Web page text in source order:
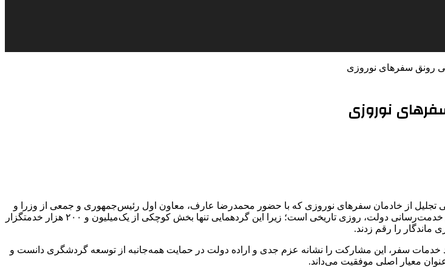
رونق سفرهای نوروزی
نوروزی
تجلیل از خادمان سفرهای نوروزی که با حضور محمدرضا عارف، معاون اول رئیس‌جمهوری و جمعی از وزرا و
مقامات عالی‌رتبه در مرکز تحقیقات وزارت راه و شهرسازی برگزار شد، گفت: امروز در تقویم خدمت‌رسانی دولت، روزی تاریخی است؛ زیرا این گردهمایی تنها بخش کوچکی از یک‌میلیون و ۲۰۰ هزار خدمتگزار
ماندگار را رقم زدند.
سفر، این مشارکت را نشانه عزم جدی و اراده دولت در حمایت همه‌جانبه از توسعه گردشگری دانست و
معیار اصلی موفقیت می‌داند.